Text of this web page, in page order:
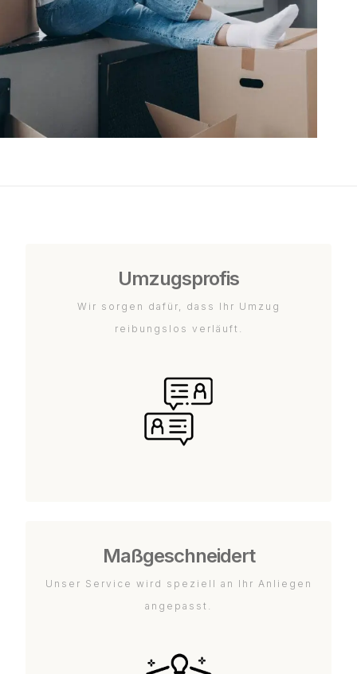
Umzugsprofis
Wir sorgen dafür, dass Ihr Umzug
reibungslos verläuft.
Maßgeschneidert
Unser Service wird speziell an Ihr Anliegen
angepasst.